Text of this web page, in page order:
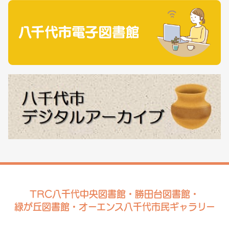
TRC八千代中央図書館・勝田台図書館・
緑が丘図書館・オーエンス八千代市民ギャラリー